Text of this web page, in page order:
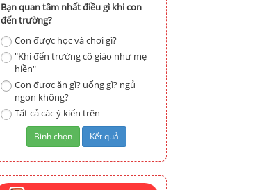
Bạn quan tâm nhất điều gì khi con
đến trường?
Con được học và chơi gì?
"Khi đến trường cô giáo như mẹ
hiền"
Con được ăn gì? uống gì? ngủ
ngon không?
Tất cả các ý kiến trên